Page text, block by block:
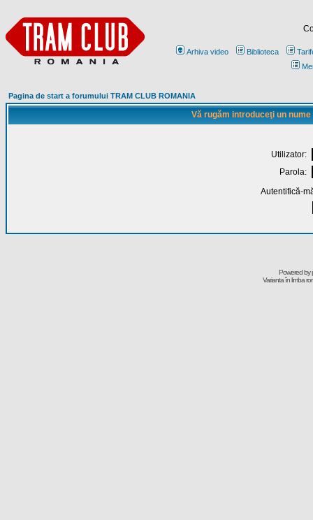
Arhiva video Biblioteca
Pagina de start a forumului TRAM CLUB ROMANIA
Vă rugăm introduceţi un
Utilizator:
Parola:
Autentifică-
Powered by
Varianta în limba